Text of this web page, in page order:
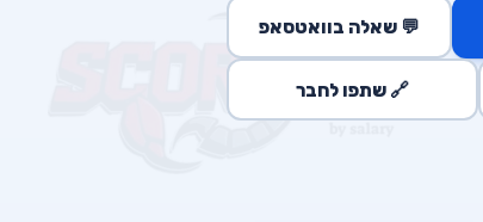
💬 שאלה בוואטסאפ
🔗 שתפו לחבר